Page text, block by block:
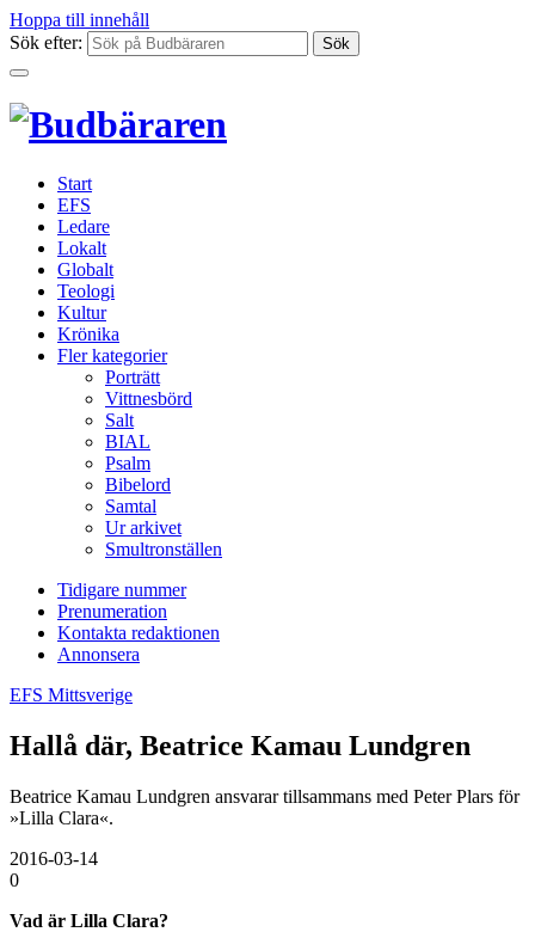
Hoppa till innehåll
Sök efter:
Start
EFS
Ledare
Lokalt
Globalt
Teologi
Kultur
Krönika
Fler kategorier
Porträtt
Vittnesbörd
Salt
BIAL
Psalm
Bibelord
Samtal
Ur arkivet
Smultronställen
Tidigare nummer
Prenumeration
Kontakta redaktionen
Annonsera
EFS Mittsverige
Hallå där, Beatrice Kamau Lundgren
Beatrice Kamau Lundgren ansvarar tillsammans med Peter Plars för
»Lilla Clara«.
2016-03-14
0
Vad är Lilla Clara?